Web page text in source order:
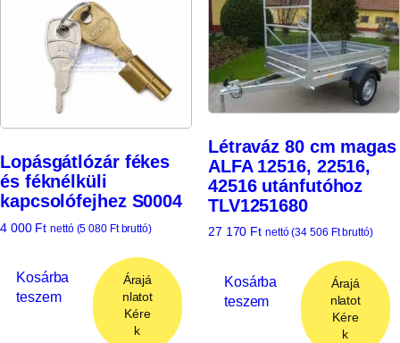
Lopásgátlózár fékes
és féknélküli
kapcsolófejhez S0004
4 000 Ft nettó (5 080 Ftbruttó)
Kosárba
teszem
Árajá
nlatot
Kére
k
Létraváz 80 cm magas
ALFA 12516, 22516,
42516 utánfutóhoz
TLV1251680
27 170 Ft nettó (34 506 Ftbruttó)
Kosárba
teszem
Árajá
nlatot
Kére
k